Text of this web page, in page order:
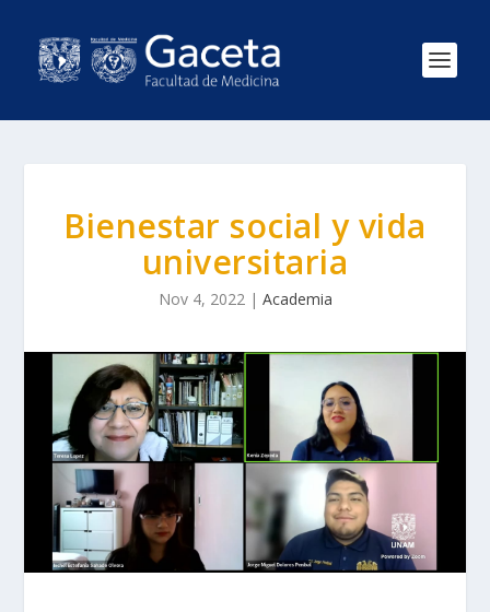
Bienestar social y vida
universitaria
Nov 4, 2022| Academia